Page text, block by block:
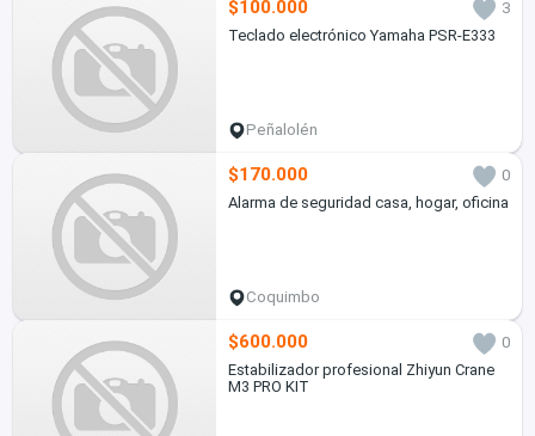
$100.000
3
Teclado electrónico Yamaha PSR-E333
Peñalolén
$170.000
0
Alarma de seguridad casa, hogar, oficina
Coquimbo
$600.000
0
Estabilizador profesional Zhiyun Crane
M3 PRO KIT